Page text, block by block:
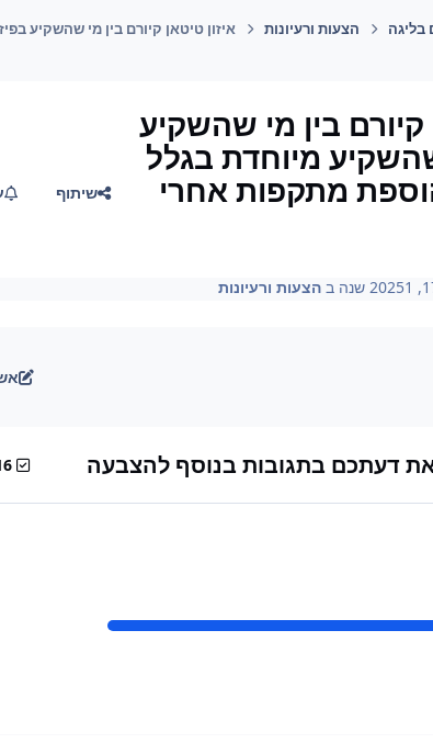
בליגה הצעות ורעיונות איזון טיטאן קיורם בין מי שהשקיע
קיורם בין מי שהשקיע
מיוחדת בגלל
מתקפות אחרי שיתוף
1 שנה ב הצעות ורעיונות
דעתכם בתגובות בנוסף להצבעה 16 הצבעות